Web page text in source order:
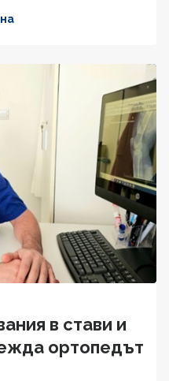
в стави и
ортопедът